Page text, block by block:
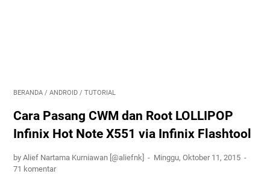
BERANDA / ANDROID / TUTORIAL
Cara Pasang CWM dan Root LOLLIPOP
Infinix Hot Note X551 via Infinix Flashtool
by Alief Nartama Kurniawan [@aliefnk]
Minggu, Oktober 11, 2015
71 komentar